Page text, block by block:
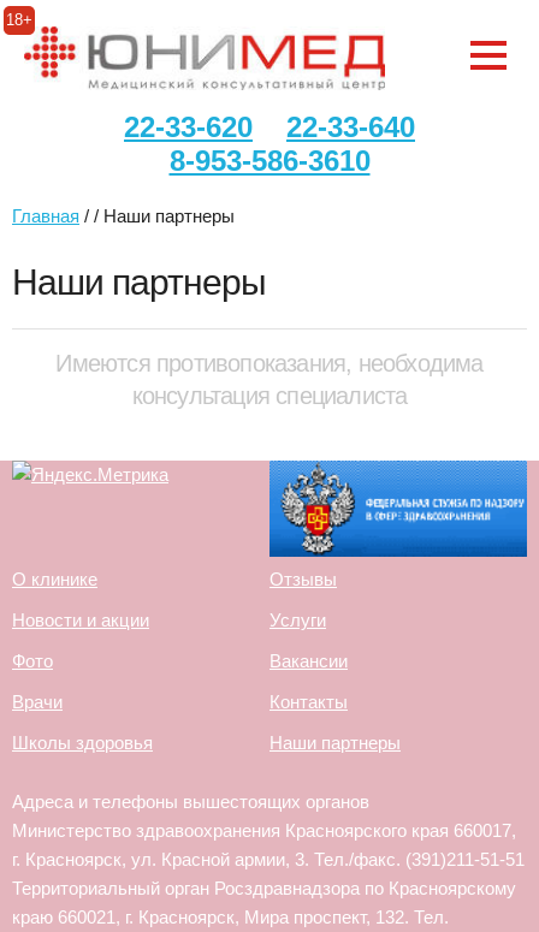
18+
22-33-620
22-33-640
8-953-586-3610
Главная / / Наши партнеры
Наши партнеры
Имеются противопоказания, необходима
консультация специалиста
О клинике
Новости и акции
Фото
Врачи
Школы здоровья
Отзывы
Услуги
Вакансии
Контакты
Наши партнеры
Адреса и телефоны вышестоящих органов
Министерство здравоохранения Красноярского края 660017,
г. Красноярск, ул. Красной армии, 3. Тел./факс. (391)211-51-51
Территориальный орган Росздравнадзора по Красноярскому
краю 660021, г. Красноярск, Мира проспект, 132. Тел.